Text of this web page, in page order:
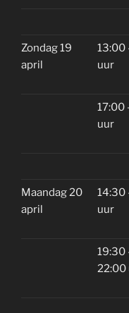
Zondag 19
april
13:00
uur
17:00
uur
Maandag 20
april
14:30
uur
19:30
22:00